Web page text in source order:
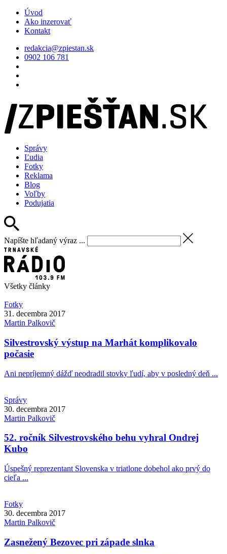
Úvod
Ako inzerovať
Kontakt
redakcia@zpiestan.sk
0902 106 781
Správy
Ľudia
Fotky
Reklama
Blog
Voľby
Podujatia
Napíšte hľadaný výraz ...
Všetky články
Fotky
31. decembra 2017
Martin Palkovič
Silvestrovský výstup na Marhát komplikovalo
počasie
Ani nepríjemný dážď neodradil stovky ľudí, aby v posledný deň ...
Správy
30. decembra 2017
Martin Palkovič
52. ročník Silvestrovského behu vyhral Ondrej
Kubo
Úspešný reprezentant Slovenska v triatlone dobehol ako prvý do
cieľa ...
Fotky
30. decembra 2017
Martin Palkovič
Zasnežený Bezovec pri západe slnka